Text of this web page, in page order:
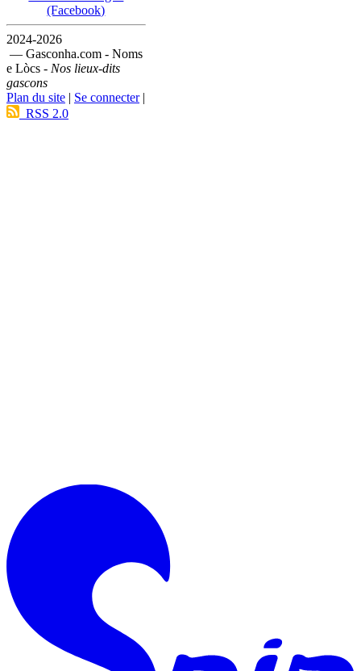
(Facebook)
2024-2026
— Gasconha.com - Noms
e Lòcs - Nos lieux-dits
gascons
Plan du site | Se connecter|
RSS 2.0